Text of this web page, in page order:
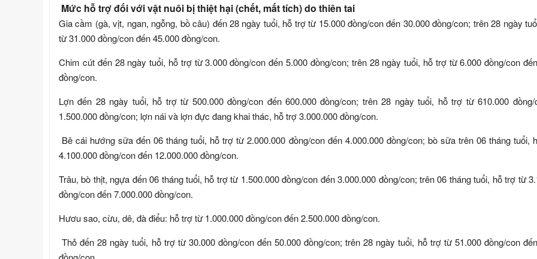
Mức hỗ trợ đối với vật nuôi bị thiệt hại (chết, mất tích) do thiên tai
Gia cầm (gà, vịt, ngan, ngỗng, bồ câu) đến 28 ngày tuổi, hỗ trợ từ 15.000 đồng/con đến 30.000 đồng/con; trên 28 ngày
từ 31.000 đồng/con đến 45.000 đồng/con.
Chim cút đến 28 ngày tuổi, hỗ trợ từ 3.000 đồng/con đến 5.000 đồng/con; trên 28 ngày tuổi, hỗ trợ từ 6.000 đồng/con
đồng/con.
Lợn đến 28 ngày tuổi, hỗ trợ từ 500.000 đồng/con đến 600.000 đồng/con; trên 28 ngày tuổi, hỗ trợ từ 610.000 đồng/
1.500.000 đồng/con; lợn nái và lợn đực đang khai thác, hỗ trợ 3.000.000 đồng/con.
Bê cái hướng sữa đến 06 tháng tuổi, hỗ trợ từ 2.000.000 đồng/con đến 4.000.000 đồng/con; bò sữa trên 06 tháng tuổi,
4.100.000 đồng/con đến 12.000.000 đồng/con.
Trâu, bò thịt, ngựa đến 06 tháng tuổi, hỗ trợ từ 1.500.000 đồng/con đến 3.000.000 đồng/con; trên 06 tháng tuổi, hỗ trợ từ
đồng/con đến 7.000.000 đồng/con.
Hươu sao, cừu, dê, đà điểu: hỗ trợ từ 1.000.000 đồng/con đến 2.500.000 đồng/con.
Thỏ đến 28 ngày tuổi, hỗ trợ từ 30.000 đồng/con đến 50.000 đồng/con; trên 28 ngày tuổi, hỗ trợ từ 51.000 đồng/con